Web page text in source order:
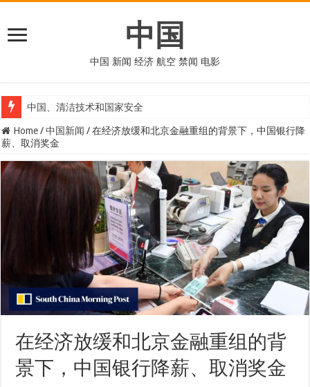
中国
中国 新闻 经济 航空 禁闻 电影
中国、清洁技术和国家安全
Home / 中国新闻 / 在经济放缓和北京金融重组的背景下，中国银行降
薪、取消奖金
在经济放缓和北京金融重组的背
景下，中国银行降薪、取消奖金